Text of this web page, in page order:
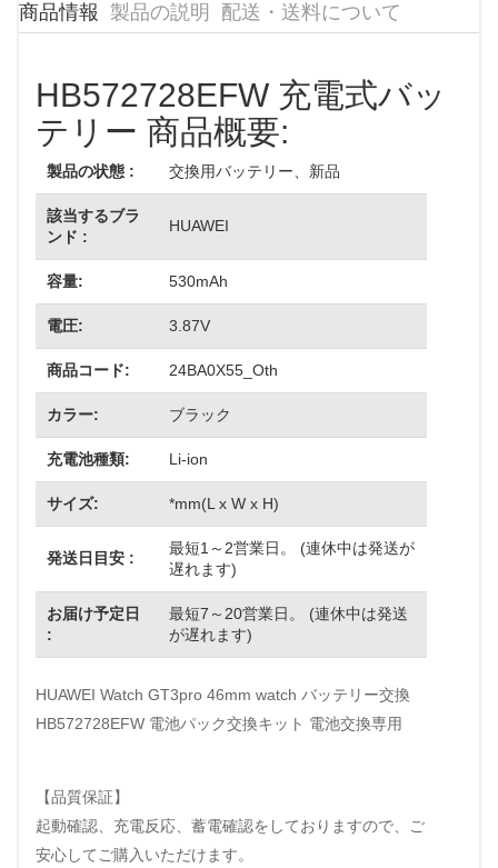
商品情報 製品の説明 配送・送料について
HB572728EFW 充電式バッ
テリー 商品概要:
製品の状態 : 交換用バッテリー、新品
該当するブラ
ンド :
HUAWEI
容量: 530mAh
電圧: 3.87V
商品コード: 24BA0X55_Oth
カラー: ブラック
充電池種類: Li-ion
サイズ: *mm(L x W x H)
発送日目安 :
最短1～2営業日。 (連休中は発送が
遅れます)
お届け予定日
:
最短7～20営業日。 (連休中は発送
が遅れます)
HUAWEI Watch GT3pro 46mm watch バッテリー交換
HB572728EFW 電池パック交換キット 電池交換専用
【品質保証】
起動確認、充電反応、蓄電確認をしておりますので、ご
安心してご購入いただけます。